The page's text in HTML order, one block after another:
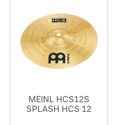
MEINL HCS12S
SPLASH HCS 12